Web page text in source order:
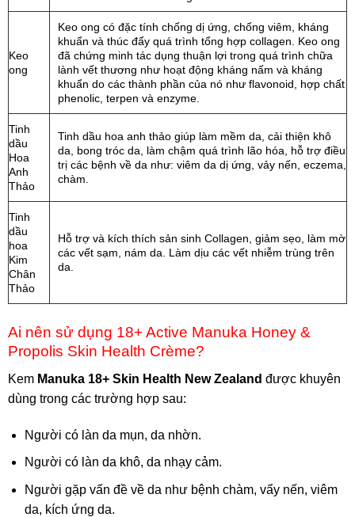
Keo
ong
Keo ong có đặc tính chống dị ứng, chống viêm, kháng
khuẩn và thúc đẩy quá trình tổng hợp collagen. Keo ong
đã chứng minh tác dụng thuận lợi trong quá trình chữa
lành vết thương như hoạt động kháng nấm và kháng
khuẩn do các thành phần của nó như flavonoid, hợp chất
phenolic, terpen và enzyme.
Tinh
dầu
Hoa
Anh
Thảo
Tinh dầu hoa anh thảo giúp làm mềm da, cải thiện khô
da, bong tróc da, làm chậm quá trình lão hóa, hỗ trợ điều
trị các bệnh về da như: viêm da dị ứng, vảy nến, eczema,
chàm.
Tinh
dầu
hoa
Kim
Chân
Thảo
Hỗ trợ và kích thích sản sinh Collagen, giảm sẹo, làm mờ
các vết sạm, nám da. Làm dịu các vết nhiễm trùng trên
da.
Ai nên sử dụng 18+ Active Manuka Honey &
Propolis Skin Health Crème?
Kem Manuka 18+ Skin Health New Zealand được khuyên
dùng trong các trường hợp sau:
Người có làn da mụn, da nhờn.
Người có làn da khô, da nhạy cảm.
Người gặp vấn đề về da như bệnh chàm, vẩy nến, viêm
da, kích ứng da.